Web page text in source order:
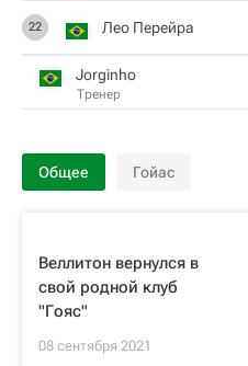
22 Лео Перейра
Jorginho
Тренер
Общее Гойас
Веллитон вернулся в
свой родной клуб
"Гояс"
08 сентября 2021